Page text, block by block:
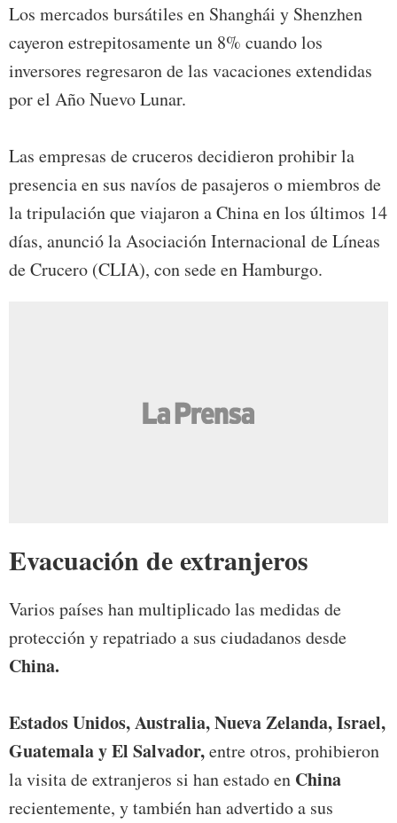
Los mercados bursátiles en Shanghái y Shenzhen
cayeron estrepitosamente un 8% cuando los
inversores regresaron de las vacaciones extendidas
por el Año Nuevo Lunar.
Las empresas de cruceros decidieron prohibir la
presencia en sus navíos de pasajeros o miembros de
la tripulación que viajaron a China en los últimos 14
días, anunció la Asociación Internacional de Líneas
de Crucero (CLIA), con sede en Hamburgo.
Evacuación de extranjeros
Varios países han multiplicado las medidas de
protección y repatriado a sus ciudadanos desde
China.
Estados Unidos, Australia, Nueva Zelanda, Israel,
Guatemala y El Salvador,entre otros, prohibieron
la visita de extranjeros si han estado en China
recientemente, y también han advertido a sus